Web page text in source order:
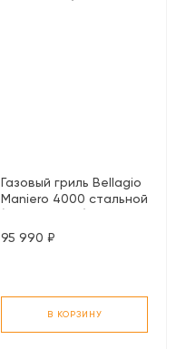
Газовый гриль Bellagio
Maniero 4000 стальной
95 990 ₽
В КОРЗИНУ